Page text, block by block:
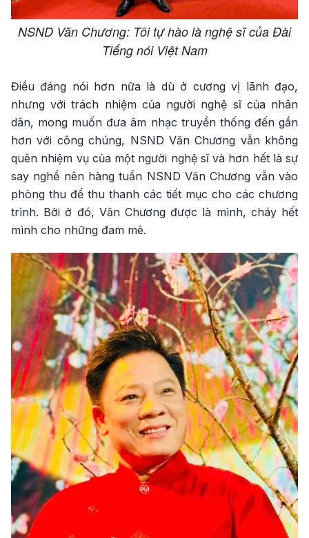
NSND Văn Chương: Tôi tự hào là nghệ sĩ của Đài
Tiếng nói Việt Nam
Điều đáng nói hơn nữa là dù ở cương vị lãnh đạo,
nhưng với trách nhiệm của người nghệ sĩ của nhân
dân, mong muốn đưa âm nhạc truyền thống đến gần
hơn với công chúng, NSND Văn Chương vẫn không
quên nhiệm vụ của một người nghệ sĩ và hơn hết là sự
say nghề nên hàng tuần NSND Văn Chương vẫn vào
phòng thu để thu thanh các tiết mục cho các chương
trình. Bởi ở đó, Văn Chương được là mình, cháy hết
mình cho những đam mê.